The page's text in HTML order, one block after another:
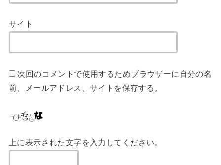
サイト
次回のコメントで使用するためブラウザーに自分の名
前、メールアドレス、サイトを保存する。
上に表示された文字を入力してください。